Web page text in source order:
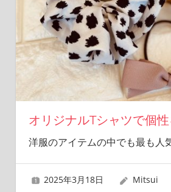
オリジナルTシャツで個
洋服のアイテムの中でも最も人
2025年3月18日 Mitsui